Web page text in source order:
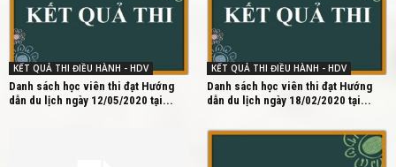
KẾT QUẢ THI ĐIỀU HÀNH - HDV
Danh sách học viên thi đạt Hướng
dẫn du lịch ngày 12/05/2020 tại...
KẾT QUẢ THI ĐIỀU HÀNH - HDV
Danh sách học viên thi đạt Hướng
dẫn du lịch ngày 18/02/2020 tại...